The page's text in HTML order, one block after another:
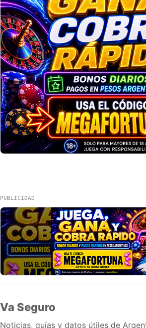
PUBLICIDAD
Va Seguro
Noticias, guías y datos útiles de